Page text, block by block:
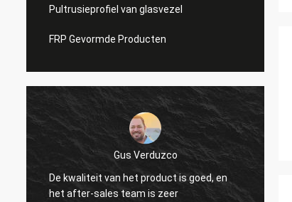
Pultrusieprofiel van glasvezel
FRP Gevormde Producten
Gus Verduzco
De kwaliteit van het product is goed, en
het after-sales team is zeer